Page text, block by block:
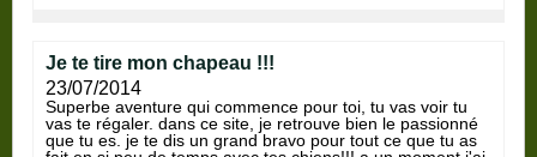
je te tire mon chapeau !!!
23/07/2014
superbe aventure qui commence pour toi, tu vas voir tu
vas te régaler. dans ce site, je retrouve bien le passionné
que tu es. je te dis un grand bravo pour tout ce que tu as